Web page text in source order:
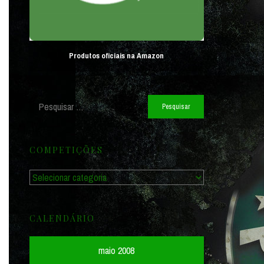
Produtos oficiais na Amazon
Pesquisar
por:
COMPETIÇÕES
Competições
CALENDÁRIO
maio 2008